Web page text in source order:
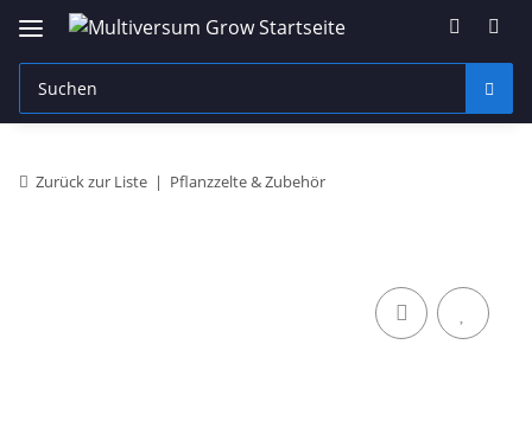
Zurück zur Liste Pflanzzelte & Zubehör